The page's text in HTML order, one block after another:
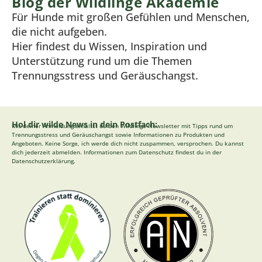
Für Hunde mit großen Gefühlen und Menschen,
die nicht aufgeben.
Hier findest du Wissen, Inspiration und
Unterstützung rund um die Themen
Trennungsstress und Geräuschangst.
Hol dir wilde News in dein Postfach:
Mit deiner Anmeldung erhältst du den Wildlinge Newsletter mit Tipps rund um
Trennungsstress und Geräuschangst sowie Informationen zu Produkten und
Angeboten. Keine Sorge, ich werde dich nicht zuspammen, versprochen. Du kannst
dich jederzeit abmelden. Informationen zum Datenschutz findest du in der
Datenschutzerklärung.